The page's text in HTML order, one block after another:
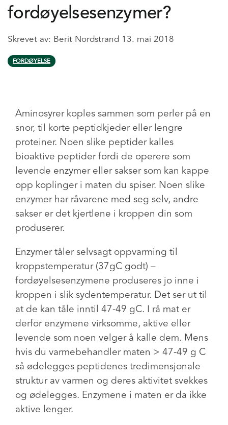
fordøyelsesenzymer?
Skrevet av: Berit Nordstrand 13. mai 2018
FORDØYELSE
Aminosyrer koples sammen som perler på en
snor, til korte peptidkjeder eller lengre
proteiner. Noen slike peptider kalles
bioaktive peptider fordi de operere som
levende enzymer eller sakser som kan kappe
opp koplinger i maten du spiser. Noen slike
enzymer har råvarene med seg selv, andre
sakser er det kjertlene i kroppen din som
produserer.
Enzymer tåler selvsagt oppvarming til
kroppstemperatur (37gC godt) –
fordøyelsesenzymene produseres jo inne i
kroppen i slik sydentemperatur. Det ser ut til
at de kan tåle inntil 47-49 gC. I rå mat er
derfor enzymene virksomme, aktive eller
levende som noen velger å kalle dem. Mens
hvis du varmebehandler maten > 47-49 g C
så ødelegges peptidenes tredimensjonale
struktur av varmen og deres aktivitet svekkes
og ødelegges. Enzymene i maten er da ikke
aktive lenger.